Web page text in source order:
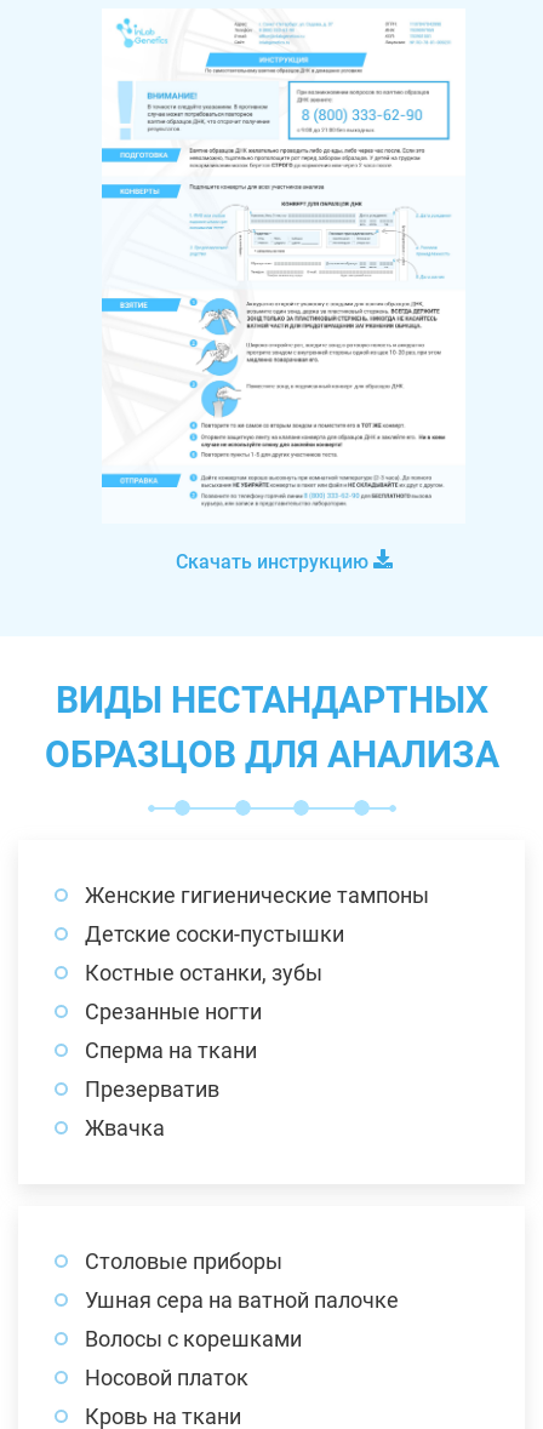
Скачать инструкцию
ВИДЫ НЕСТАНДАРТНЫХ
ОБРАЗЦОВ ДЛЯ АНАЛИЗА
Женские гигиенические тампоны
Детские соски-пустышки
Костные останки, зубы
Срезанные ногти
Сперма на ткани
Презерватив
Жвачка
Столовые приборы
Ушная сера на ватной палочке
Волосы с корешками
Носовой платок
Кровь на ткани